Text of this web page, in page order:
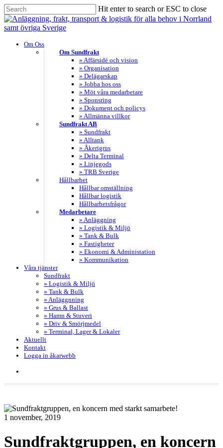
Skip
to
main
Hit enter to search or ESC to close
Close
Search
search
Menu
Om Oss
Om Sundfrakt
» Affärsidé och vision
» Organisation
» Delägarskap
» Jobba hos oss
» Möt våra medarbetare
» Sponsring
» Dokument och policys
» Allmänna villkor
Sundfrakt AB
» Sundfrakt
» Alltank
» Åkerigrus
» Delta Terminal
» Linjegods
» TRB Sverige
Hållbarhet
Hållbar omställning
Hållbar logistik
Hållbarhetsfrågor
Medarbetare
» Anläggning
» Logistik & Miljö
» Tank & Bulk
» Fastigheter
» Ekonomi & Administation
» Kommunikation
Våra tjänster
Sundfrakt
» Logistik & Miljö
» Tank & Bulk
» Anläggnning
» Grus & Ballast
» Hamn & Stuveri
» Driv & Smörjmedel
» Terminal, Lager & Lokaler
Aktuellt
Kontakt
Logga in åkarwebb
1 november, 2019
Sundfraktgruppen, en koncern